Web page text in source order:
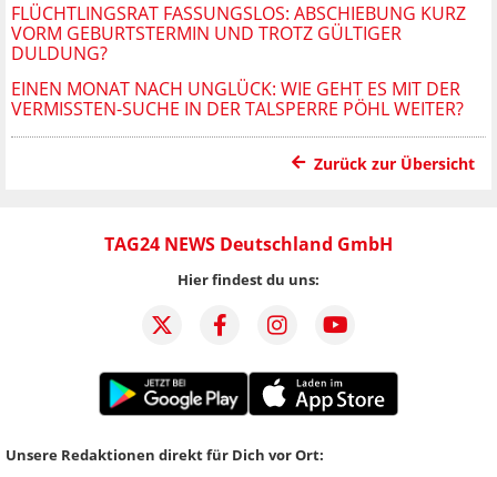
FLÜCHTLINGSRAT FASSUNGSLOS: ABSCHIEBUNG KURZ
VORM GEBURTSTERMIN UND TROTZ GÜLTIGER
DULDUNG?
EINEN MONAT NACH UNGLÜCK: WIE GEHT ES MIT DER
VERMISSTEN-SUCHE IN DER TALSPERRE PÖHL WEITER?
Zurück zur Übersicht
TAG24 NEWS Deutschland GmbH
Hier findest du uns:
Unsere Redaktionen direkt für Dich vor Ort: